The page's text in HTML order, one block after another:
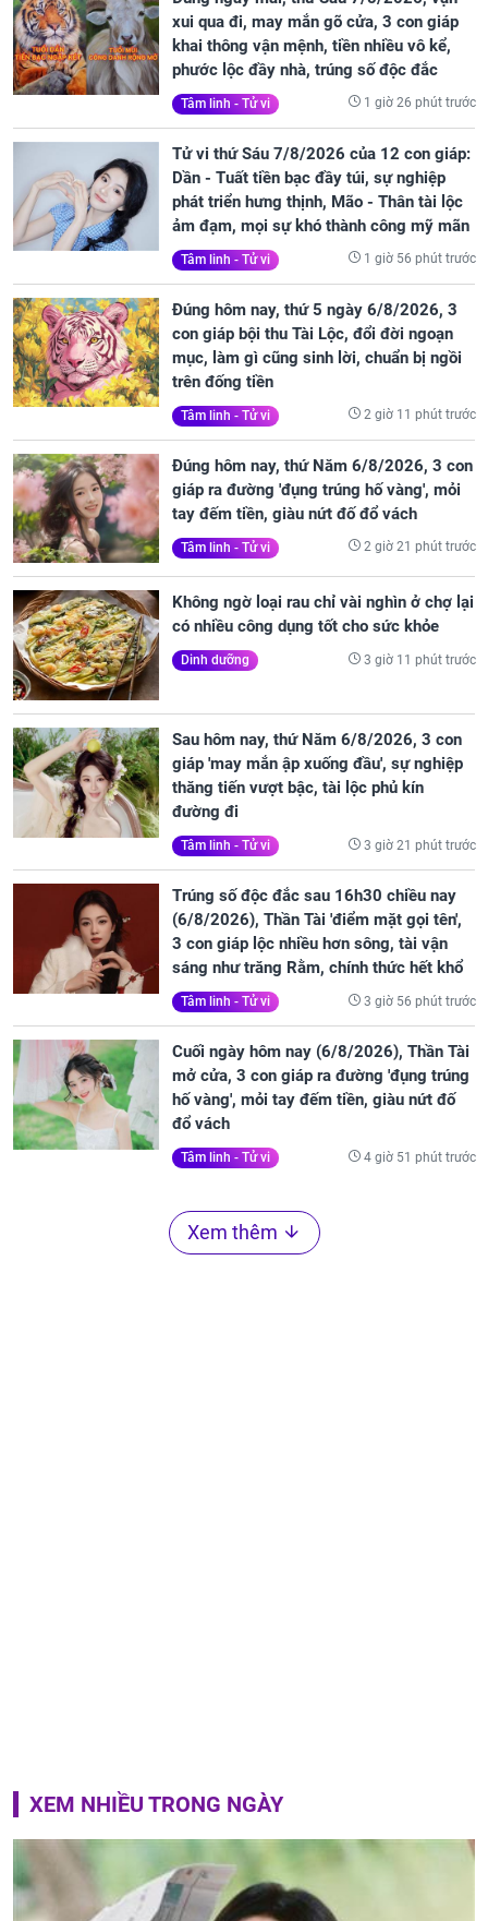
xui qua đi, may mắn gõ cửa, 3 con giáp
khai thông vận mệnh, tiền nhiều vô kể,
phước lộc đầy nhà, trúng số độc đắc
Tâm linh - Tử vi 1 giờ 26 phút trước
Tử vi thứ Sáu 7/8/2026 của 12 con giáp:
Dần - Tuất tiền bạc đầy túi, sự nghiệp
phát triển hưng thịnh, Mão - Thân tài lộc
ảm đạm, mọi sự khó thành công mỹ mãn
Tâm linh - Tử vi 1 giờ 56 phút trước
Đúng hôm nay, thứ 5 ngày 6/8/2026, 3
con giáp bội thu Tài Lộc, đổi đời ngoạn
mục, làm gì cũng sinh lời, chuẩn bị ngồi
trên đống tiền
Tâm linh - Tử vi 2 giờ 11 phút trước
Đúng hôm nay, thứ Năm 6/8/2026, 3 con
giáp ra đường 'đụng trúng hố vàng', mỏi
tay đếm tiền, giàu nứt đố đổ vách
Tâm linh - Tử vi 2 giờ 21 phút trước
Không ngờ loại rau chỉ vài nghìn ở chợ lại
có nhiều công dụng tốt cho sức khỏe
Dinh dưỡng 3 giờ 11 phút trước
Sau hôm nay, thứ Năm 6/8/2026, 3 con
giáp 'may mắn ập xuống đầu', sự nghiệp
thăng tiến vượt bậc, tài lộc phủ kín
đường đi
Tâm linh - Tử vi 3 giờ 21 phút trước
Trúng số độc đắc sau 16h30 chiều nay
(6/8/2026), Thần Tài 'điểm mặt gọi tên',
3 con giáp lộc nhiều hơn sông, tài vận
sáng như trăng Rằm, chính thức hết khổ
Tâm linh - Tử vi 3 giờ 56 phút trước
Cuối ngày hôm nay (6/8/2026), Thần Tài
mở cửa, 3 con giáp ra đường 'đụng trúng
hố vàng', mỏi tay đếm tiền, giàu nứt đố
đổ vách
Tâm linh - Tử vi 4 giờ 51 phút trước
Xem thêm
XEM NHIỀU TRONG NGÀY